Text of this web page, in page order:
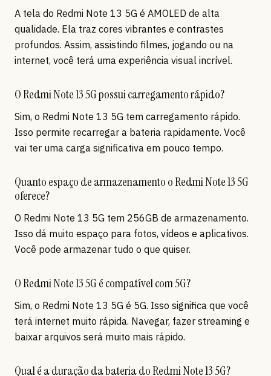
A tela do Redmi Note 13 5G é AMOLED de alta
qualidade. Ela traz cores vibrantes e contrastes
profundos. Assim, assistindo filmes, jogando ou na
internet, você terá uma experiência visual incrível.
O Redmi Note 13 5G possui carregamento rápido?
Sim, o Redmi Note 13 5G tem carregamento rápido.
Isso permite recarregar a bateria rapidamente. Você
vai ter uma carga significativa em pouco tempo.
Quanto espaço de armazenamento o Redmi Note 13 5G
oferece?
O Redmi Note 13 5G tem 256GB de armazenamento.
Isso dá muito espaço para fotos, vídeos e aplicativos.
Você pode armazenar tudo o que quiser.
O Redmi Note 13 5G é compatível com 5G?
Sim, o Redmi Note 13 5G é 5G. Isso significa que você
terá internet muito rápida. Navegar, fazer streaming e
baixar arquivos será muito mais rápido.
Qual é a duração da bateria do Redmi Note 13 5G?